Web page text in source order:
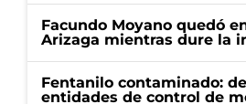
Facundo Moyano quedó
Arizaga mientras dure la
Fentanilo contaminado:
entidades de control de